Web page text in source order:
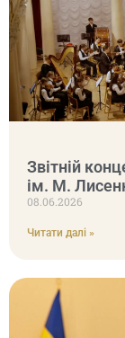
Звітній
ім. М.
08.06.2026
Читати далі »